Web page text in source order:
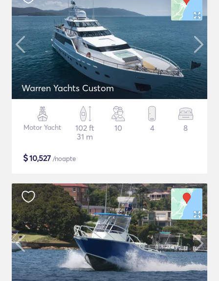
Warren Yachts Custom
Motor Yacht
102 ft
31 m
10 4 8
$10,527 /noapte